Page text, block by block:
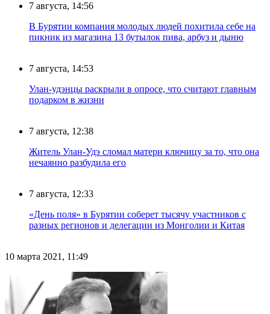
7 августа, 14:56
В Бурятии компания молодых людей похитила себе на
пикник из магазина 13 бутылок пива, арбуз и дыню
7 августа, 14:53
Улан-удэнцы раскрыли в опросе, что считают главным
подарком в жизни
7 августа, 12:38
Житель Улан-Удэ сломал матери ключицу за то, что она
нечаянно разбудила его
7 августа, 12:33
«День поля» в Бурятии соберет тысячу участников с
разных регионов и делегации из Монголии и Китая
10 марта 2021, 11:49